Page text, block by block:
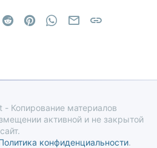
MS
Reddit PinterestWhatsAppЭлектронная
Копирование материалов
активной и не закрытой
конфиденциальности.